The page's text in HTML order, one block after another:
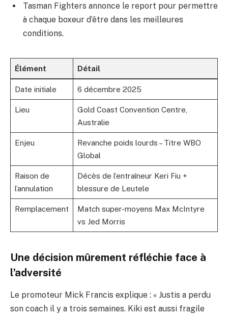
Tasman Fighters annonce le report pour permettre
à chaque boxeur d’être dans les meilleures
conditions.
Élément Détail
Date initiale 6 décembre 2025
Lieu
Gold Coast Convention Centre,
Australie
Enjeu
Revanche poids lourds – Titre WBO
Global
Raison de
l’annulation
Décès de l’entraîneur Keri Fiu +
blessure de Leutele
Remplacement
Match super-moyens Max McIntyre
vs Jed Morris
Une décision mûrement réfléchie face à
l’adversité
Le promoteur Mick Francis explique : « Justis a perdu
son coach il y a trois semaines. Kiki est aussi fragile